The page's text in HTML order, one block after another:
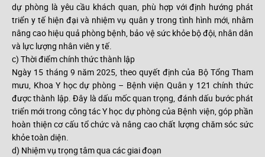
dự phòng là yêu cầu khách quan, phù hợp với định hướng phát
triển y tế hiện đại và nhiệm vụ quân y trong tình hình mới, nhằm
nâng cao hiệu quả phòng bệnh, bảo vệ sức khỏe bộ đội, nhân dân
và lực lượng nhân viên y tế.
c) Thời điểm chính thức thành lập
Ngày 15 tháng 9 năm 2025, theo quyết định của Bộ Tổng Tham
mưu, Khoa Y học dự phòng – Bệnh viện Quân y 121 chính thức
được thành lập. Đây là dấu mốc quan trọng, đánh dấu bước phát
triển mới trong công tác Y học dự phòng của Bệnh viện, góp phần
hoàn thiện cơ cấu tổ chức và nâng cao chất lượng chăm sóc sức
khỏe toàn diện.
d) Nhiệm vụ trọng tâm qua các giai đoạn